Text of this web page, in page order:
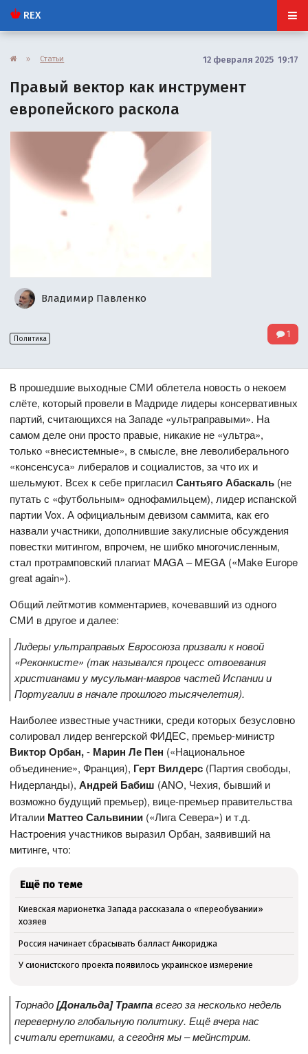
REX
» Статьи 12 февраля 2025 19:17
Правый вектор как инструмент
европейского раскола
Владимир Павленко
Политика 1
В прошедшие выходные СМИ облетела новость о некоем
слёте, который провели в Мадриде лидеры консервативных
партий, считающихся на Западе «ультраправыми». На
самом деле они просто правые, никакие не «ультра»,
только «внесистемные», в смысле, вне леволиберального
«консенсуса» либералов и социалистов, за что их и
шельмуют. Всех к себе пригласилСантьяго Абаскаль (не
путать с «футбольным» однофамильцем), лидер испанской
партии Vox. А официальным девизом саммита, как его
назвали участники, дополнившие закулисные обсуждения
повестки митингом, впрочем, не шибко многочисленным,
стал протрамповский плагиат MAGA – MEGA («Make Europe
great again»).
Общий лейтмотив комментариев, кочевавший из одного
СМИ в другое и далее:
Лидеры ультраправых Евросоюза призвали к новой
«Реконкисте» (так назывался процесс отвоевания
христианами у мусульман-мавров частей Испании и
Португалии в начале прошлого тысячелетия).
Наиболее известные участники, среди которых безусловно
солировал лидер венгерской ФИДЕС, премьер-министр
Виктор Орбан,- Марин Ле Пен («Национальное
объединение», Франция), Герт Вилдерс (Партия свободы,
Нидерланды),Андрей Бабиш (ANO, Чехия, бывший и
возможно будущий премьер), вице-премьер правительства
Италии Маттео Сальвинии («Лига Севера») и т.д.
Настроения участников выразил Орбан, заявивший на
митинге, что:
Ещё по теме
Киевская марионетка Запада рассказала о «переобувании»
хозяев
Россия начинает сбрасывать балласт Анкориджа
У сионистского проекта появилось украинское измерение
Торнадо[Дональда] Трампавсего за несколько недель
перевернуло глобальную политику. Ещё вчера нас
считали еретиками, а сегодня мы – мейнстрим.